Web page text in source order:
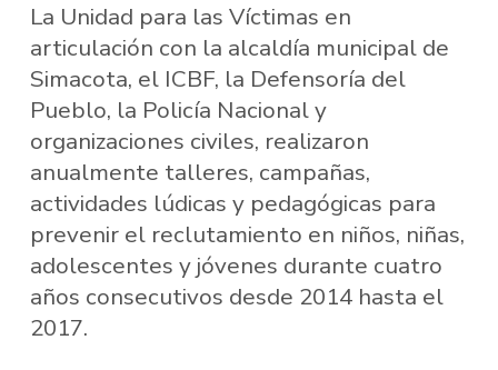
La Unidad para las Víctimas en
articulación con la alcaldía municipal de
Simacota, el ICBF, la Defensoría del
Pueblo, la Policía Nacional y
organizaciones civiles, realizaron
anualmente talleres, campañas,
actividades lúdicas y pedagógicas para
prevenir el reclutamiento en niños, niñas,
adolescentes y jóvenes durante cuatro
años consecutivos desde 2014 hasta el
2017.